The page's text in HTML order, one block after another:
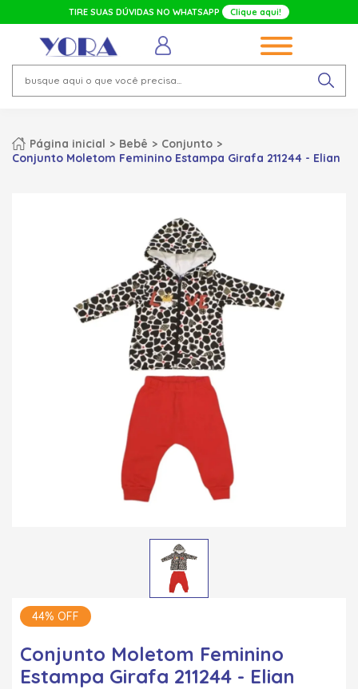
TIRE SUAS DÚVIDAS NO WHATSAPP Clique aqui!
Página inicial Bebê
Conjunto
Conjunto Moletom Feminino Estampa Girafa 211244 - Elian
44% OFF
Conjunto Moletom Feminino
Estampa Girafa 211244 - Elian